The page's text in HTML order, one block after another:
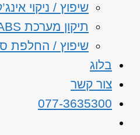
שיפוץ / ניקוי
תיקון מערכת ABS
שיפוץ / החלפת
בלוג
צור קשר
077-3635300